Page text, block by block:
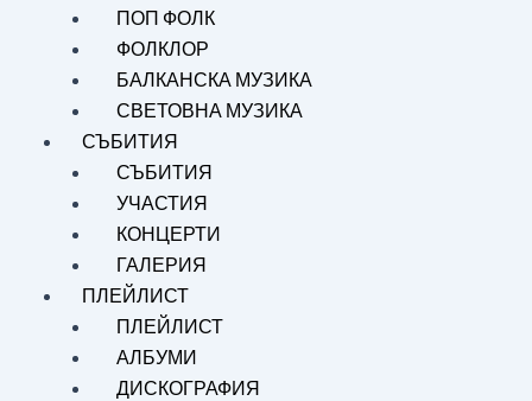
ПОП ФОЛК
ФОЛКЛОР
БАЛКАНСКА МУЗИКА
СВЕТОВНА МУЗИКА
СЪБИТИЯ
СЪБИТИЯ
УЧАСТИЯ
КОНЦЕРТИ
ГАЛЕРИЯ
ПЛЕЙЛИСТ
ПЛЕЙЛИСТ
АЛБУМИ
ДИСКОГРАФИЯ